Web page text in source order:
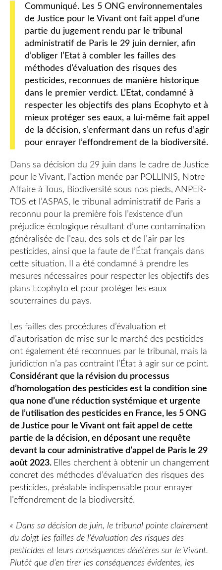
Communiqué. Les 5 ONG environnementales
de Justice pour le Vivant ont fait appel d’une
partie du jugement rendu par le tribunal
administratif de Paris le 29 juin dernier, afin
d’obliger l’Etat à combler les failles des
méthodes d’évaluation des risques des
pesticides, reconnues de manière historique
dans le premier verdict. L’Etat, condamné à
respecter les objectifs des plans Ecophyto et à
mieux protéger ses eaux, a lui-même fait appel
de la décision, s’enfermant dans un refus d’agir
pour enrayer l’effondrement de la biodiversité.
Dans sa décision du 29 juin dans le cadre de Justice
pour le Vivant, l’action menée par POLLINIS, Notre
Affaire à Tous, Biodiversité sous nos pieds, ANPER-
TOS et l’ASPAS, le tribunal administratif de Paris a
reconnu pour la première fois l’existence d’un
préjudice écologique résultant d’une contamination
généralisée de l’eau, des sols et de l’air par les
pesticides, ainsi que la faute de l’État français dans
cette situation. Il a été condamné à prendre les
mesures nécessaires pour respecter les objectifs des
plans Ecophyto et pour protéger les eaux
souterraines du pays.
Les failles des procédures d’évaluation et
d’autorisation de mise sur le marché des pesticides
ont également été reconnues par le tribunal, mais la
juridiction n’a pas contraint l’État à agir sur ce point.
Considérant que la révision du processus
d’homologation des pesticides est la condition sine
qua none d’une réduction systémique et urgente
de l’utilisation des pesticides en France, les 5 ONG
de Justice pour le Vivant ont fait appel de cette
partie de la décision, en déposant une requête
devant la cour administrative d’appel de Paris le 29
août 2023. Elles cherchent à obtenir un changement
concret des méthodes d’évaluation des risques des
pesticides, préalable indispensable pour enrayer
l’effondrement de la biodiversité.
« Dans sa décision de juin, le tribunal pointe clairement
du doigt les failles de l’évaluation des risques des
pesticides et leurs conséquences délétères sur le Vivant.
Plutôt que d’en tirer les conséquences évidentes, les